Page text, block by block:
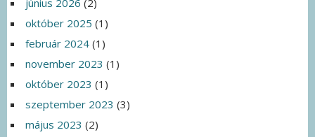
június 2026 (2)
október 2025 (1)
február 2024 (1)
november 2023 (1)
október 2023 (1)
szeptember 2023 (3)
május 2023 (2)